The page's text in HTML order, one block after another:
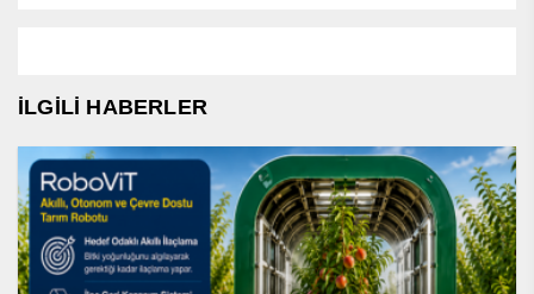
İLGİLİ HABERLER